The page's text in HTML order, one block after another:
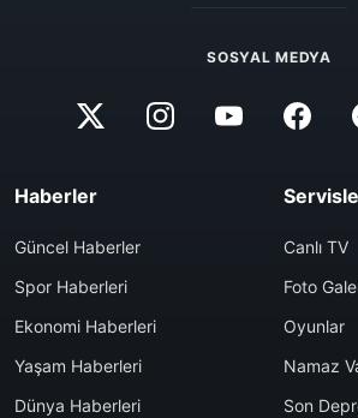
SOSYAL MEDYA
Haberler
Güncel Haberler
Spor Haberleri
Ekonomi Haberleri
Yaşam Haberleri
Dünya Haberleri
Canlı TV
Foto
Oyunlar
Namaz
Son